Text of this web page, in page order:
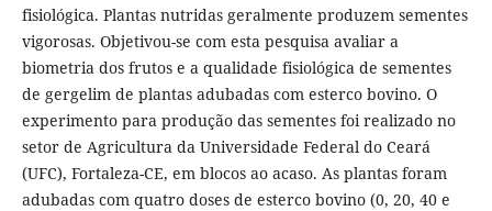
fisiológica. Plantas nutridas geralmente produzem sementes
vigorosas. Objetivou-se com esta pesquisa avaliar a
biometria dos frutos e a qualidade fisiológica de sementes
de gergelim de plantas adubadas com esterco bovino. O
experimento para produção das sementes foi realizado no
setor de Agricultura da Universidade Federal do Ceará
(UFC), Fortaleza-CE, em blocos ao acaso. As plantas foram
adubadas com quatro doses de esterco bovino (0, 20, 40 e